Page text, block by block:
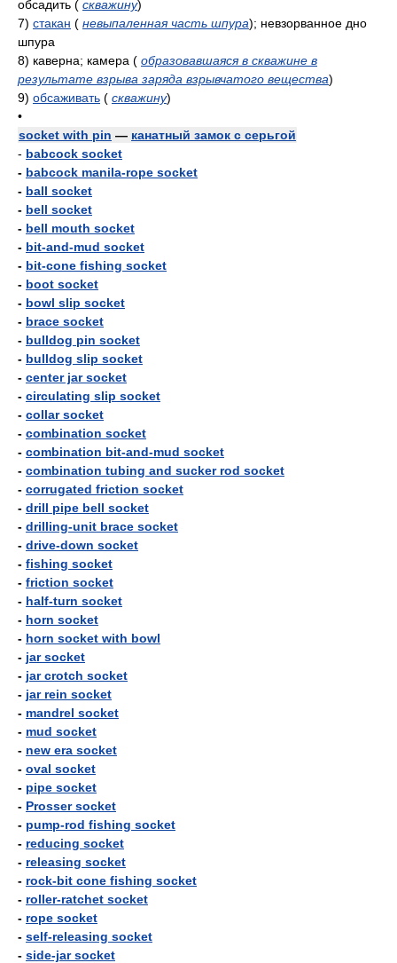
обсадить ( скважину)
7) стакан ( невыпаленная часть шпура); невзорванное дно
шпура
8) каверна; камера ( образовавшаяся в скважине в
результате взрыва заряда взрывчатого вещества)
9) обсаживать ( скважину)
•
socket with pin — канатный замок с серьгой
- babcock socket
- babcock manila-rope socket
- ball socket
- bell socket
- bell mouth socket
- bit-and-mud socket
- bit-cone fishing socket
- boot socket
- bowl slip socket
- brace socket
- bulldog pin socket
- bulldog slip socket
- center jar socket
- circulating slip socket
- collar socket
- combination socket
- combination bit-and-mud socket
- combination tubing and sucker rod socket
- corrugated friction socket
- drill pipe bell socket
- drilling-unit brace socket
- drive-down socket
- fishing socket
- friction socket
- half-turn socket
- horn socket
- horn socket with bowl
- jar socket
- jar crotch socket
- jar rein socket
- mandrel socket
- mud socket
- new era socket
- oval socket
- pipe socket
- Prosser socket
- pump-rod fishing socket
- reducing socket
- releasing socket
- rock-bit cone fishing socket
- roller-ratchet socket
- rope socket
- self-releasing socket
- side-jar socket